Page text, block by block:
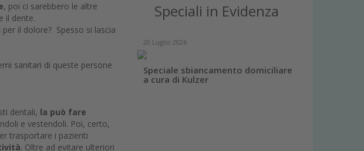
, poi ci sarebbero le altre
il dente.
il dolore? Spesso si lascia
sanitari di queste persone
dentali, la può fare
e vestendoli. Poi, certo,
trasportare i pazienti
. Oltre ad evitare ulteriori
Speciali in Evidenza
20 Luglio 2026
Speciale sbiancamento domiciliare
a cura di Kulzer